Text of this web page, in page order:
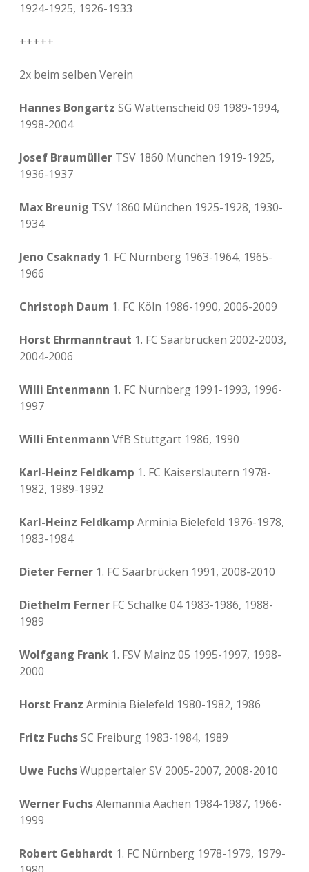
1924-1925, 1926-1933
+++++
2x beim selben Verein
Hannes Bongartz SG Wattenscheid 09 1989-1994,
1998-2004
Josef Braumüller TSV 1860 München 1919-1925,
1936-1937
Max Breunig TSV 1860 München 1925-1928, 1930-
1934
Jeno Csaknady1. FC Nürnberg 1963-1964, 1965-
1966
Christoph Daum 1. FC Köln 1986-1990, 2006-2009
Horst Ehrmanntraut 1. FC Saarbrücken 2002-2003,
2004-2006
Willi Entenmann 1. FC Nürnberg 1991-1993, 1996-
1997
Willi Entenmann VfB Stuttgart 1986, 1990
Karl-Heinz Feldkamp 1. FC Kaiserslautern 1978-
1982, 1989-1992
Karl-Heinz Feldkamp Arminia Bielefeld 1976-1978,
1983-1984
Dieter Ferner 1. FC Saarbrücken 1991, 2008-2010
Diethelm Ferner FC Schalke 04 1983-1986, 1988-
1989
Wolfgang Frank 1. FSV Mainz 05 1995-1997, 1998-
2000
Horst Franz Arminia Bielefeld 1980-1982, 1986
Fritz FuchsSC Freiburg 1983-1984, 1989
Uwe FuchsWuppertaler SV 2005-2007, 2008-2010
Werner FuchsAlemannia Aachen 1984-1987, 1966-
1999
Robert Gebhardt 1. FC Nürnberg 1978-1979, 1979-